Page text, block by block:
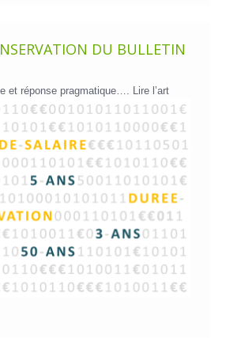
DU BULLETIN
et réponse pragmatique…. Lire l’art